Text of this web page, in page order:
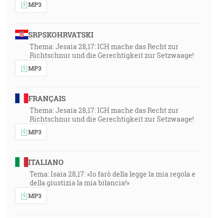
ktorých si neznal. Teraz sú stvorené a nie od dávna, a
nepočul si o nich predo dňom, aby si nepovedal: Hľa,
40:31
Bláznivé vezmúc svoje lampy nevzaly so sebou oleja;
ale rozumné vzaly oleja vo svojich nádobách so
40:51
Ale keď prijde on, ten Duch pravdy, uvedie vás do
každej pravdy; lebo nebude hovoriť sám od seba, ale
bude hovoriť všetko, čokoľvek počuje, aj budúce veci
41:33
Ježiš Kristus ten istý včera i dnes i naveky. [Žd 13:8]
MP3
SRPSKOHRVATSKI
Thema: Jesaia 28,17: ICH mache das Recht zur
Richtschnur und die Gerechtigkeit zur Setzwaage!
MP3
FRANÇAIS
Thema: Jesaia 28,17: ICH mache das Recht zur
Richtschnur und die Gerechtigkeit zur Setzwaage!
MP3
ITALIANO
Tema: Isaia 28,17: «Io farò della legge la mia regola e
della giustizia la mia bilancia!»
MP3